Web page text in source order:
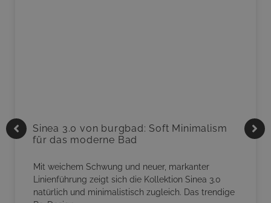
Sinea 3.0 von burgbad: Soft Minimalism
für das moderne Bad
Mit weichem Schwung und neuer, markanter
Linienführung zeigt sich die Kollektion Sinea 3.0
natürlich und minimalistisch zugleich. Das trendige